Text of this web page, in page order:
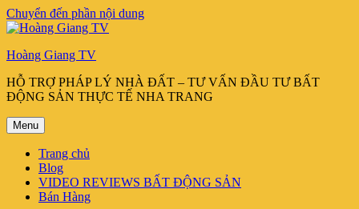
Chuyển đến phần nội dung
Hoàng Giang TV
HỖ TRỢ PHÁP LÝ NHÀ ĐẤT – TƯ VẤN ĐẦU TƯ BẤT
ĐỘNG SẢN THỰC TẾ NHA TRANG
Menu
Trang chủ
Blog
VIDEO REVIEWS BẤT ĐỘNG SẢN
Bán Hàng